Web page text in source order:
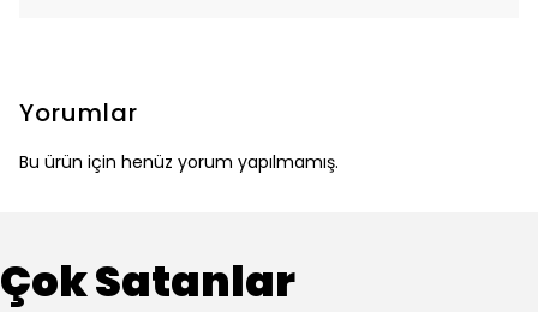
Yorumlar
Bu ürün için henüz yorum yapılmamış.
Çok Satanlar